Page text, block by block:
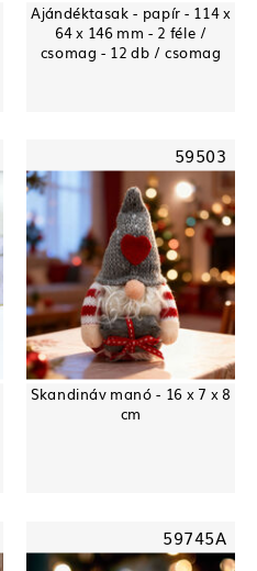
Ajándéktasak - papír - 114 x
64 x 146 mm - 2 féle /
csomag - 12 db / csomag
59503
Skandináv manó - 16 x 7 x 8
cm
59745A